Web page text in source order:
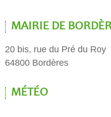
MAIRIE DE
20 bis, rue du Pré du Roy
64800 Bordères
MÉTÉO